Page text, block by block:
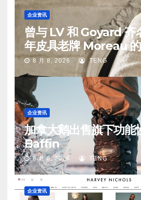
企业资讯
曾与 LV 和 Goyard 齐
年皮具老牌 Moreau
手8 月 8, 2026 TENG
企业资讯
加拿大鹅出售旗下功能
Baffin
8 月 8, 2026 TENG
企业资讯